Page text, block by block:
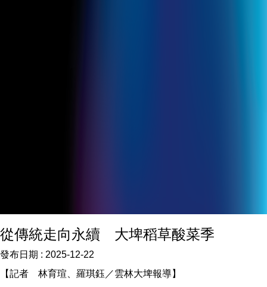
從傳統走向永續 大埤稻草酸菜季
發布日期 : 2025-12-22
【記者 林育瑄、羅琪鈺／雲林大埤報導】